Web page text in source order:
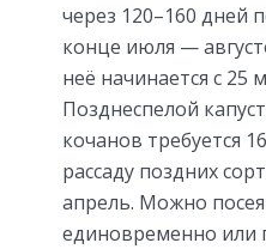
через 120–160 дней
конце июля —
неё начинается с 25
Позднеспелой
кочанов требуется
рассаду поздних
апрель. Можно
единовременно или